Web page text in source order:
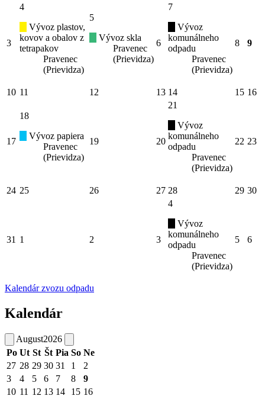
3
4
Vývoz plastov,
kovov a obalov z
tetrapakov
Pravenec
(Prievidza)
5
Vývoz skla
Pravenec
(Prievidza)
6
7
Vývoz
komunálneho
odpadu
Pravenec
(Prievidza)
8 9
10 11 12 13 14 15 16
17
18
Vývoz papiera
Pravenec
(Prievidza)
19 20
21
Vývoz
komunálneho
odpadu
Pravenec
(Prievidza)
22 23
24 25 26 27 28 29 30
31 1 2 3
4
Vývoz
komunálneho
odpadu
Pravenec
(Prievidza)
5 6
Kalendár zvozu odpadu
Kalendár
August2026
Po Ut St Št Pia So Ne
27 28 29 30 31 1
2
3
4 5 6 7 8
9
10 11 12 13 14 15 16